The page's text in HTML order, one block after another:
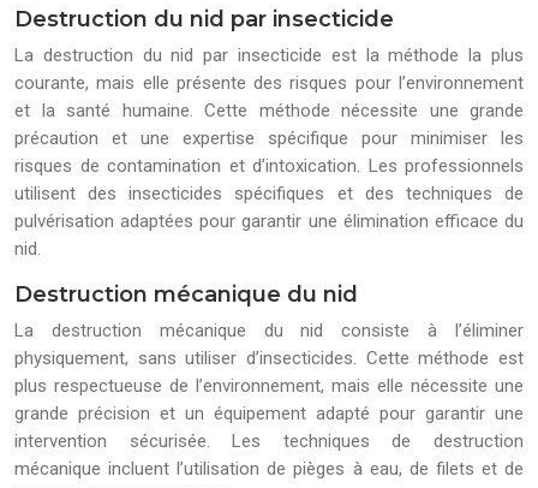
Destruction du nid par insecticide
La destruction du nid par insecticide est la méthode la plus
courante, mais elle présente des risques pour l’environnement
et la santé humaine. Cette méthode nécessite une grande
précaution et une expertise spécifique pour minimiser les
risques de contamination et d’intoxication. Les professionnels
utilisent des insecticides spécifiques et des techniques de
pulvérisation adaptées pour garantir une élimination efficace du
nid.
Destruction mécanique du nid
La destruction mécanique du nid consiste à l’éliminer
physiquement, sans utiliser d’insecticides. Cette méthode est
plus respectueuse de l’environnement, mais elle nécessite une
grande précision et un équipement adapté pour garantir une
intervention sécurisée. Les techniques de destruction
mécanique incluent l’utilisation de pièges à eau, de filets et de